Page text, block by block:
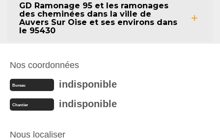
GD Ramonage 95 et les ramonages
des cheminées dans la ville de
Auvers Sur Oise et ses environs dans
le 95430
Nos coordonnées
Bureau indisponible
Chantier indisponible
Nous localiser